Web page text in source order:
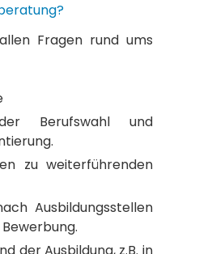
Fragen rund ums
Berufswahl und
zu weiterführenden
Ausbildungsstellen